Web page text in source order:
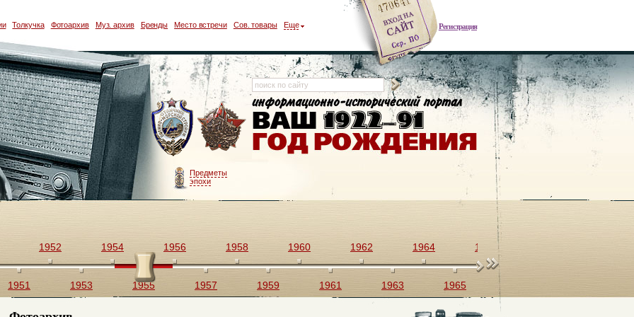
Регистрация
Толкучка Фотоархив Муз. архив Бренды Место встречи Сов. товары Еще
Предметы
эпохи
1951
1952
1953
1954
1955
1956
1957
1958
1959
1960
1961
1962
1963
1964
1965
1966